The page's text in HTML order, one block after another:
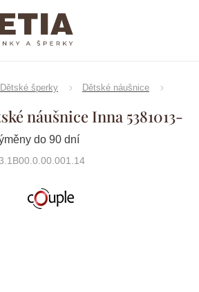
Dětské šperky Dětské náušnice
náušnice Inna 5381013-
do 90 dní
Značka:Couple